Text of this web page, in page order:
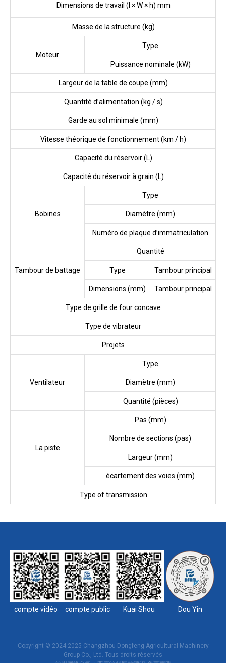
Dimensions de travail (l × W × h) mm
Masse de la structure (kg)
Moteur
Type
Puissance nominale (kW)
Largeur de la table de coupe (mm)
Quantité d’alimentation (kg / s)
Garde au sol minimale (mm)
Vitesse théorique de fonctionnement (km / h)
Capacité du réservoir (L)
Capacité du réservoir à grain (L)
Bobines
Type
Diamètre (mm)
Numéro de plaque d’immatriculation
Tambour de battage
Quantité
Type Tambour principal
Dimensions (mm) Tambour principal
Type de grille de four concave
Type de vibrateur
Projets
Ventilateur
Type
Diamètre (mm)
Quantité (pièces)
La piste
Pas (mm)
Nombre de sections (pas)
Largeur (mm)
écartement des voies (mm)
Type of transmission
compte vidéo compte public Kuai Shou Dou Yin
Copyright © 2024-2025 Changzhou Dongfeng Agricultural Machinery
Group Co., Ltd. Tous droits réservés